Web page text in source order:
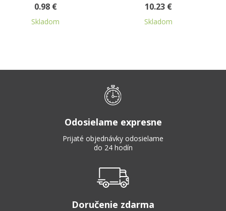
1.08 €
Odosielame expresne
Prijaté objednávky odosielame
do 24 hodín
Doručenie zdarma